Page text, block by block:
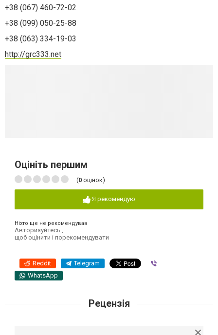
+38 (067) 460-72-02
+38 (099) 050-25-88
+38 (063) 334-19-03
http://grc333.net
Оцініть першим
(0 оцінок)
Я рекомендую
Ніхто ще не рекомендував
Авторизуйтесь
щоб оцінити і порекомендувати
Reddit Telegram
WhatsApp
Рецензія